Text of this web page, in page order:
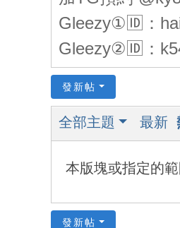
Gleezy①🆔：
Gleezy②🆔：
發新帖
全部主題 最新
本版塊或指定的
發新帖